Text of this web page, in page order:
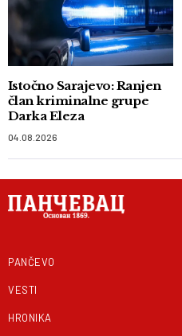
Istočno Sarajevo: Ranjen
član kriminalne grupe
Darka Eleza
04.08.2026
PANČEVO
VESTI
HRONIKA